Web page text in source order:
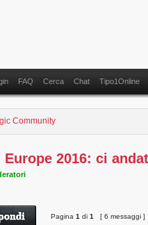
FAQ Cerca Chat Tipo1Online
Community
Europe 2016: ci
Pagina1 di1 [ 6 messaggi ]